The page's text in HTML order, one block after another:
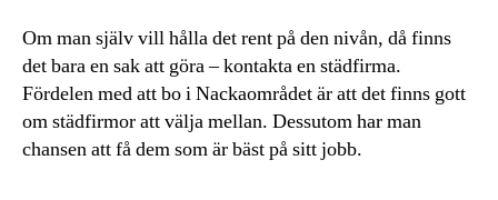
Om man själv vill hålla det rent på den nivån, då finns
det bara en sak att göra – kontakta en städfirma.
Fördelen med att bo i Nackaområdet är att det finns gott
om städfirmor att välja mellan. Dessutom har man
chansen att få dem som är bäst på sitt jobb.